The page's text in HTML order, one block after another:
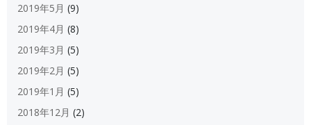
2019年5月 (9)
2019年4月 (8)
2019年3月 (5)
2019年2月 (5)
2019年1月 (5)
2018年12月 (2)